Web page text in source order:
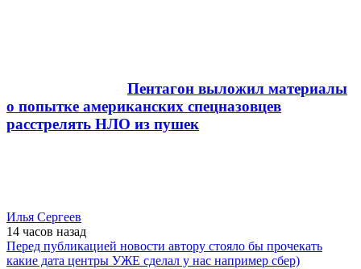
Пентагон выложил материалы
о попытке американских спецназовцев
расстрелять НЛО из пушек
Илья Сергеев
14 часов назад
Перед публикацией новости автору стояло бы прочекать
какие дата центры УЖЕ сделал у нас например сбер)